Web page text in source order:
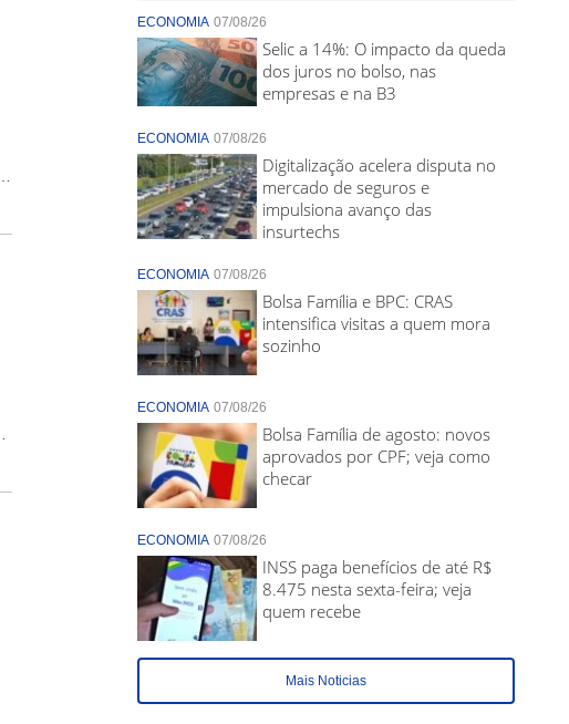
ECONOMIA 07/08/26
Selic a 14%: O impacto da queda
dos juros no bolso, nas
empresas e na B3
ECONOMIA 07/08/26
Digitalização acelera disputa no
mercado de seguros e
impulsiona avanço das
insurtechs
ECONOMIA 07/08/26
Bolsa Família e BPC: CRAS
intensifica visitas a quem mora
sozinho
ECONOMIA 07/08/26
Bolsa Família de agosto: novos
aprovados por CPF; veja como
checar
ECONOMIA 07/08/26
INSS paga benefícios de até R$
8.475 nesta sexta-feira; veja
quem recebe
Mais Noticias